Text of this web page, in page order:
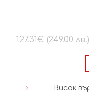
127.31€ (249.00 лв.)
Висок